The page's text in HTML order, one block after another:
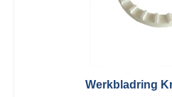
Werkbladring